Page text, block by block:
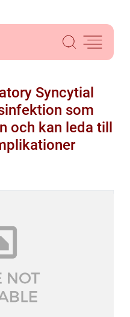
Syncytial
som
och kan leda till